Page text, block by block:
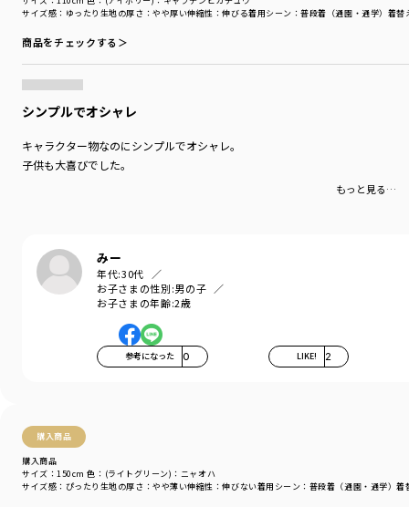
サイズ感 ：ゆったり 生地の厚さ ：やや厚い伸縮性 ：伸びる着用シーン ：普段着（通園・通学） 着替
商品をチェックする＞
シンプルでオシャレ
キャラクター物なのにシンプルでオシャレ。
子供も大喜びでした。
もっと見る…
みー
年代:30代
お子さまの性別:男の子
お子さまの年齢:2歳
参考になった 0 LIKE! 2
購入商品
購入商品
サイズ感 ：ぴったり 生地の厚さ ：やや薄い伸縮性 ：伸びない着用シーン ：普段着（通園・通学）着
サイズ：150cm 色：(ライトグリーン)：ニャオハ
LGN（ライトグリーン）：ニャオハ
ルームウェア パジャマもおすすめです！
伸縮性：あり
ブランド
branshes
シーズン
／アウトレット
カテゴリ
／トップス>半袖Tシャツ・タンクトップ
／ブルー
11-4506-007